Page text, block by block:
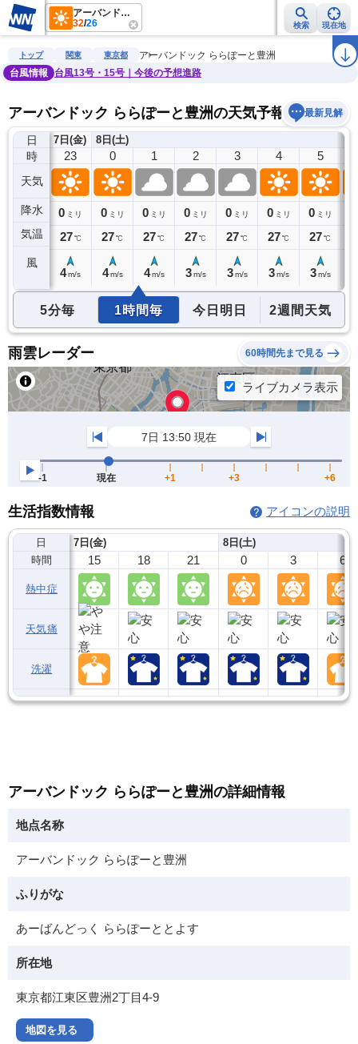
アーバンドック ららぽーと豊洲
32/26 検索 現在地
雨雲レーダー 台風情報 地震情報 警報・注意報 ラ
トップ 関東 東京都
アーバンドック ららぽーと豊洲
台風情報
台風13号・15号｜今後の予想進路
アーバンドック ららぽーと豊洲の天気予報 最新見解
日
時
天気
降水
気温
風
7日(金)
22
0ミリ
28℃
23
0 ミリ
27 ℃
4m/s
8日(土)
0
0 ミリ
27℃
4 m/s
1
0 ミリ
27℃
4 m/s
2
0 ミリ
27℃
3 m/s
3
0 ミリ
27℃
3 m/s
4
0 ミリ
27℃
3 m/s
5
0 ミリ
27℃
3 m/s
5分毎 1時間毎 今日明日 2週間天気
雨雲レーダー 60時間先まで見る
生活指数情報 アイコンの説明
日
時間
熱中症
天気痛
洗濯
7日(金)
15 18 21
8日(土)
0 3 6
アーバンドック ららぽーと豊洲の詳細情報
地点名称
アーバンドック ららぽーと豊洲
ふりがな
あーばんどっく ららぽーととよす
所在地
東京都江東区豊洲2丁目4-9
地図を見る